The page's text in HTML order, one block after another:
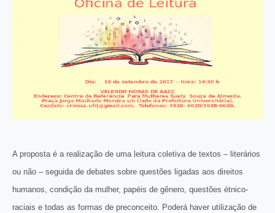
A proposta é a realização de uma leitura coletiva de textos – literários
ou não – seguida de debates sobre questões ligadas aos direitos
humanos, condição da mulher, papéis de gênero, questões étnico-
raciais e todas as formas de preconceito. Poderá haver utilização de